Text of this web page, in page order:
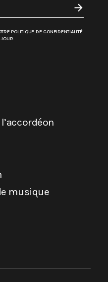
POLITIQUE DE CONFIDENTIALITÉ
musique